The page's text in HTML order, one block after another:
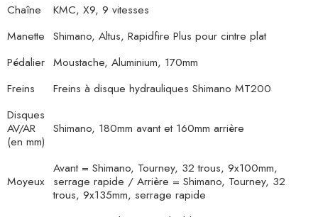
Chaîne
KMC, X9, 9 vitesses
Manette Shimano, Altus, Rapidfire Plus pour cintre plat
Pédalier Moustache, Aluminium, 170mm
Freins
Freins à disque hydrauliques Shimano MT200
Disques
AV/AR
(en mm)
Shimano, 180mm avant et 160mm arrière
Moyeux
Avant = Shimano, Tourney, 32 trous, 9x100mm,
serrage rapide / Arrière = Shimano, Tourney, 32
trous, 9x135mm, serrage rapide